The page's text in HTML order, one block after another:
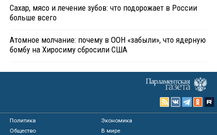
Сахар, мясо и лечение зубов: что подорожает в России
больше всего
Атомное молчание: почему в ООН «забыли», что ядерную
бомбу на Хиросиму сбросили США
Политика
Экономика
Общество
В мире